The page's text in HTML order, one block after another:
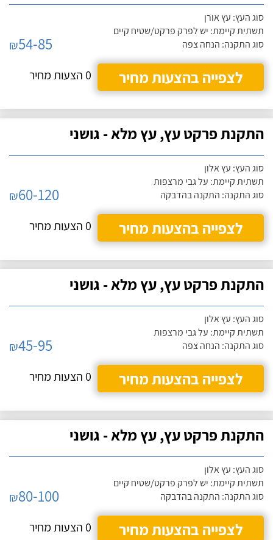
סוג העץ: עץ אורן
תשתית קיימת: יש לפרק פרקט/שטיח קיים
סוג התקנה: הנחה צפה
₪54-85
לצפייה בהצעות מחיר
0 הצעות מחיר
התקנת פרקט עץ, עץ מלא - גושני
סוג העץ: עץ אלון
תשתית קיימת: על גבי מרצפות
סוג התקנה: התקנה בהדבקה
₪60-120
לצפייה בהצעות מחיר
0 הצעות מחיר
התקנת פרקט עץ, עץ מלא - גושני
סוג העץ: עץ אלון
תשתית קיימת: על גבי מרצפות
סוג התקנה: הנחה צפה
₪45-95
לצפייה בהצעות מחיר
0 הצעות מחיר
התקנת פרקט עץ, עץ מלא - גושני
סוג העץ: עץ אלון
תשתית קיימת: יש לפרק פרקט/שטיח קיים
סוג התקנה: התקנה בהדבקה
₪80-100
לצפייה בהצעות מחיר
0 הצעות מחיר